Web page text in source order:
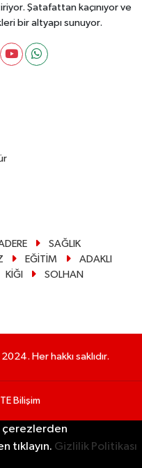
Şatafattan kaçınıyor ve
bir altyapı sunuyor.
SAĞLIK
EĞİTİM
ADAKLI
KİĞI
SOLHAN
Her hakkı saklıdır.
TE Bilişim
çerezlerden
tıklayın. Gizlilik Politikası